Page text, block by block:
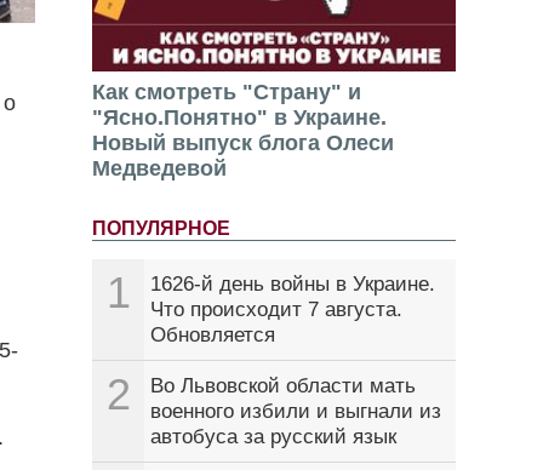
Как смотреть "Страну" и
"Ясно.Понятно" в Украине.
Новый выпуск блога Олеси
Медведевой
ПОПУЛЯРНОЕ
1
1626-й день войны в Украине.
Что происходит 7 августа.
Обновляется
2
Во Львовской области мать
военного избили и выгнали из
автобуса за русский язык